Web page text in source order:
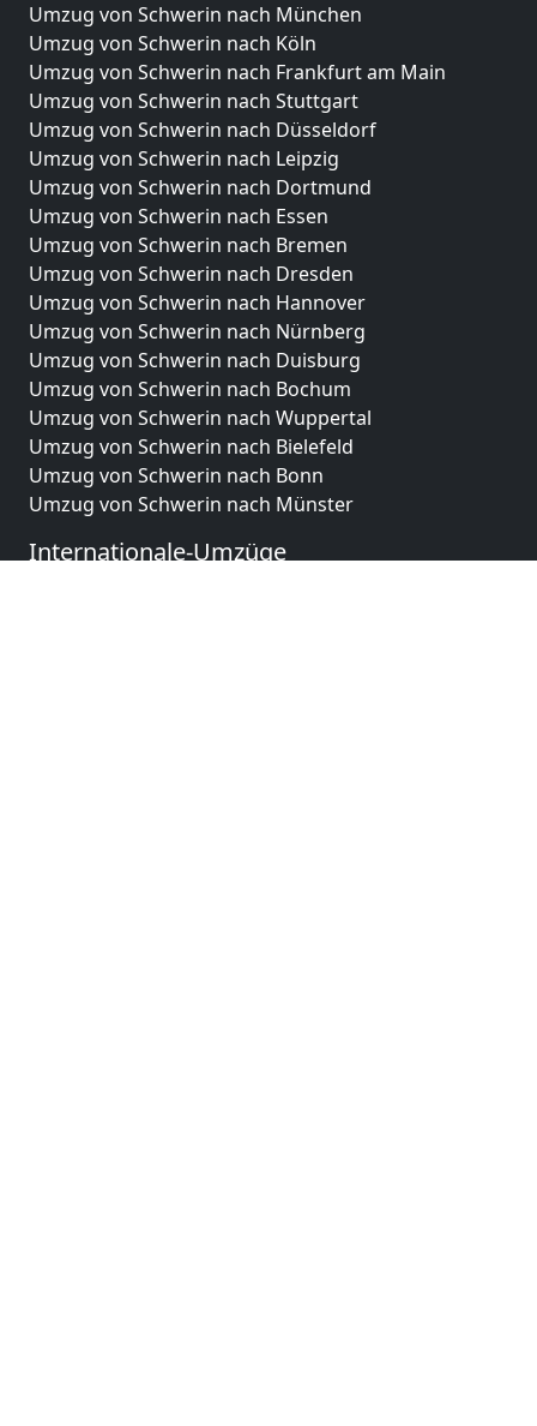
Umzug von Schwerin nach München
Umzug von Schwerin nach Köln
Umzug von Schwerin nach Frankfurt am Main
Umzug von Schwerin nach Stuttgart
Umzug von Schwerin nach Düsseldorf
Umzug von Schwerin nach Leipzig
Umzug von Schwerin nach Dortmund
Umzug von Schwerin nach Essen
Umzug von Schwerin nach Bremen
Umzug von Schwerin nach Dresden
Umzug von Schwerin nach Hannover
Umzug von Schwerin nach Nürnberg
Umzug von Schwerin nach Duisburg
Umzug von Schwerin nach Bochum
Umzug von Schwerin nach Wuppertal
Umzug von Schwerin nach Bielefeld
Umzug von Schwerin nach Bonn
Umzug von Schwerin nach Münster
Internationale-Umzüge